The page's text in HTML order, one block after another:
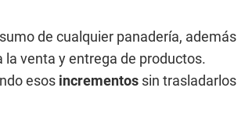
de cualquier panadería, además
venta y entrega de productos.
esos incrementos sin trasladarlos